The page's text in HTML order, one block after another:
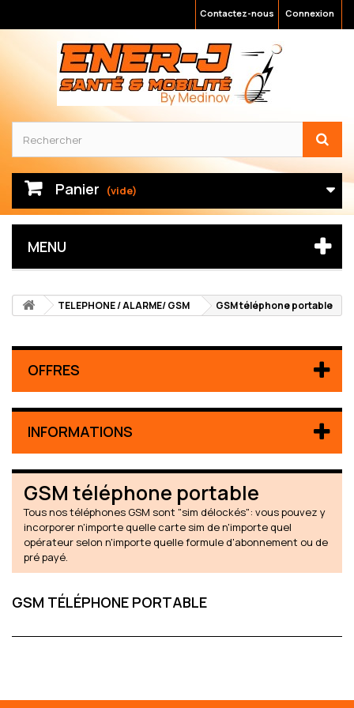
Connexion
Contactez-nous
Panier (vide)
MENU
TELEPHONE / ALARME/ GSM GSM téléphone portable
OFFRES
INFORMATIONS
GSM téléphone portable
Tous nos téléphones GSM sont "sim délockés": vous pouvez y
incorporer n'importe quelle carte sim de n'importe quel
opérateur selon n'importe quelle formule d'abonnement ou de
pré payé.
GSM TÉLÉPHONE PORTABLE